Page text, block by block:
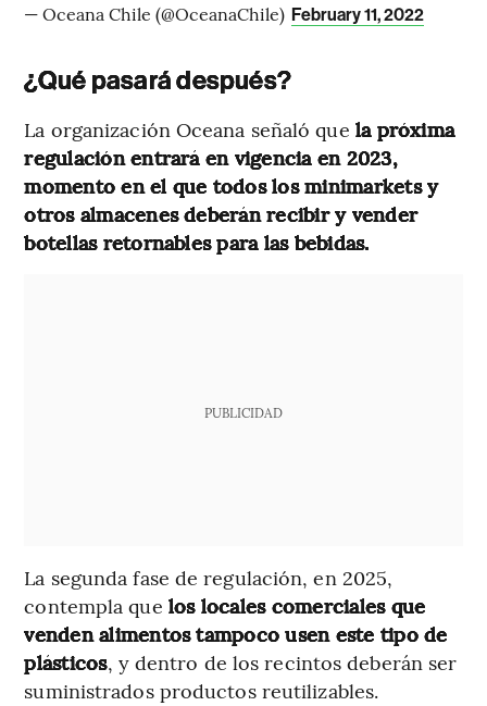
— Oceana Chile (@OceanaChile) February 11, 2022
¿Qué pasará después?
La organización Oceana señaló que la próxima
regulación entrará en vigencia en 2023,
momento en el que todos los minimarkets y
otros almacenes deberán recibir y vender
botellas retornables para las bebidas.
PUBLICIDAD
La segunda fase de regulación, en 2025,
contempla que los locales comerciales que
venden alimentos tampoco usen este tipo de
plásticos, y dentro de los recintos deberán ser
suministrados productos reutilizables.